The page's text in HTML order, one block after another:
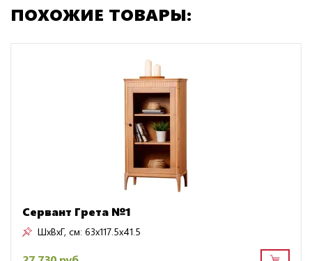
ПОХОЖИЕ ТОВАРЫ:
Сервант Грета №1
ШxВxГ, см: 63x117.5x41.5